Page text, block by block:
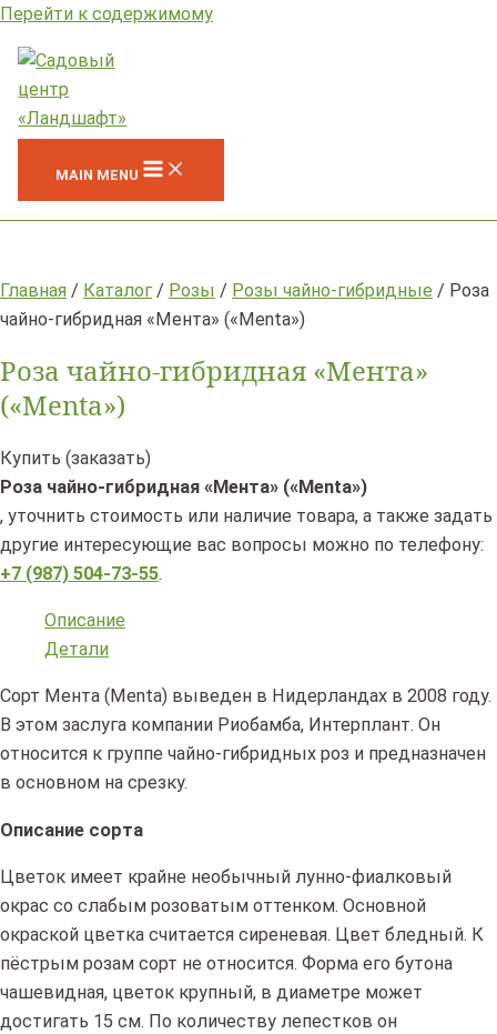
Перейти к содержимому
MAIN MENU
Главная / Каталог/ Розы / Розы чайно-гибридные / Роза
чайно-гибридная «Мента» («Menta»)
Роза чайно-гибридная «Мента»
(«Menta»)
Купить (заказать)
Роза чайно-гибридная «Мента» («Menta»)
, уточнить стоимость или наличие товара, а также задать
другие интересующие вас вопросы можно по телефону:
+7 (987) 504-73-55.
Описание
Детали
Сорт Мента (Menta) выведен в Нидерландах в 2008 году.
В этом заслуга компании Риобамба, Интерплант. Он
относится к группе чайно-гибридных роз и предназначен
в основном на срезку.
Описание сорта
Цветок имеет крайне необычный лунно-фиалковый
окрас со слабым розоватым оттенком. Основной
окраской цветка считается сиреневая. Цвет бледный. К
пёстрым розам сорт не относится. Форма его бутона
чашевидная, цветок крупный, в диаметре может
достигать 15 см. По количеству лепестков он